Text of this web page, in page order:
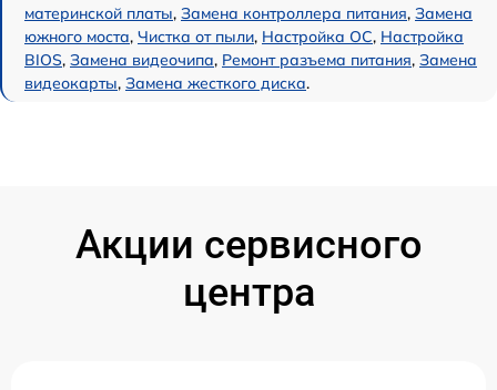
материнской платы, Замена контроллера питания, Замена
южного моста, Чистка от пыли, Настройка ОС, Настройка
BIOS, Замена видеочипа, Ремонт разъема питания, Замена
видеокарты, Замена жесткого диска.
Акции сервисного
центра